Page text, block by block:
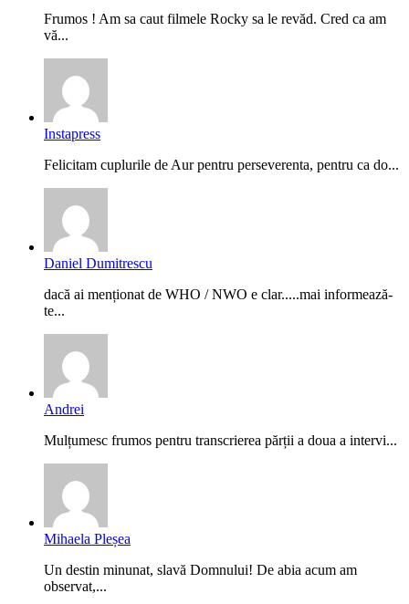
Frumos ! Am sa caut filmele Rocky sa le revăd. Cred ca am
vă...
Instapress
Felicitam cuplurile de Aur pentru perseverenta, pentru ca do...
Daniel Dumitrescu
dacă ai menționat de WHO / NWO e clar.....mai informează-
te...
Andrei
Mulțumesc frumos pentru transcrierea părții a doua a intervi...
Mihaela Pleșea
Un destin minunat, slavă Domnului! De abia acum am
observat,...